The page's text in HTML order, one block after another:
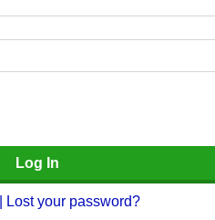
Lost your password?